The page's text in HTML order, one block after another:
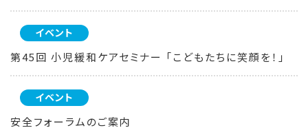
イベント
第45回 小児緩和ケアセミナー 「こどもたちに笑顔を！」
イベント
安全フォーラムのご案内